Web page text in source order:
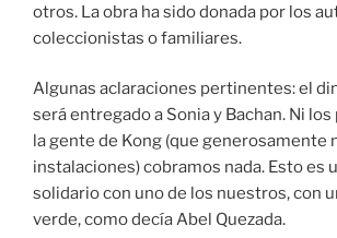
otros. La obra ha sido donada por los
coleccionistas o familiares.
Algunas aclaraciones pertinentes: el
será entregado a Sonia y Bachan. Ni
la gente de Kong (que generosamente
instalaciones) cobramos nada. Esto es
solidario con uno de los nuestros, con
verde, como decía Abel Quezada.